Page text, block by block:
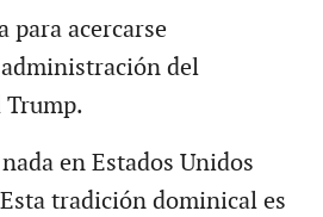
para acercarse
del
Trump.
en Estados Unidos
tradición dominical es